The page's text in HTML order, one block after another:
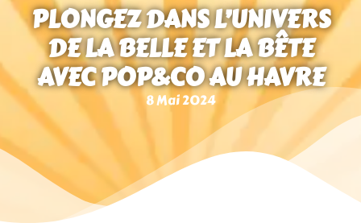
PLONGEZ DANS L’UNIVERS
DE LA BELLE ET LA BÊTE
AVEC POP&CO AU HAVRE
8 Mai 2024